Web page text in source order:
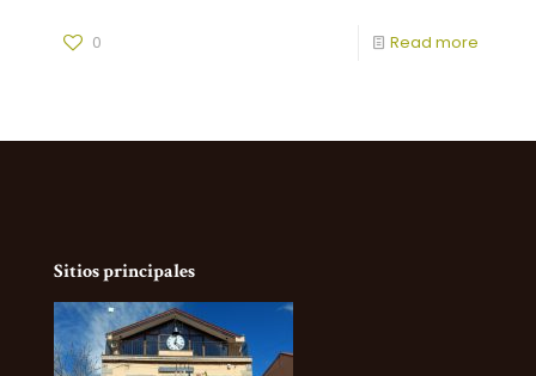
0 Read more
Sitios principales